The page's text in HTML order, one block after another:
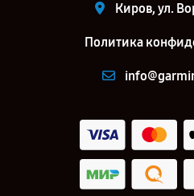
Киров, ул.
Политика